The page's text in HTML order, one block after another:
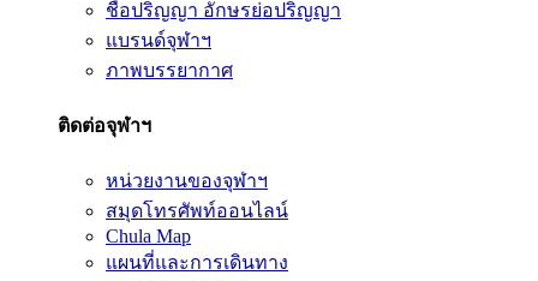
ชื่อปริญญา อักษรย่อปริญญา
แบรนด์จุฬาฯ
ภาพบรรยากาศ
ติดต่อจุฬาฯ
หน่วยงานของจุฬาฯ
สมุดโทรศัพท์ออนไลน์
Chula Map
แผนที่และการเดินทาง